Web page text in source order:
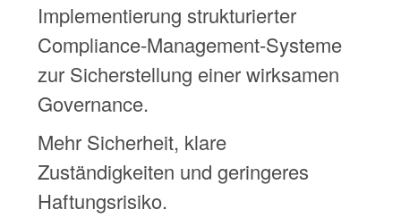
Implementierung strukturierter
Compliance-Management-Systeme
zur Sicherstellung einer wirksamen
Governance.
Mehr Sicherheit, klare
Zuständigkeiten und geringeres
Haftungsrisiko.